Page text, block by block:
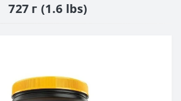
727 г (1.6 lbs)